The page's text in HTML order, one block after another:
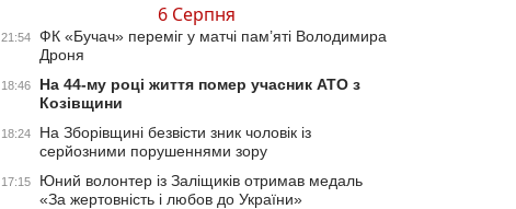
6 Серпня
21:54
ФК «Бучач» переміг у матчі пам’яті Володимира
Дроня
18:46
На 44-му році життя помер учасник АТО з
Козівщини
18:24
На Зборівщині безвісти зник чоловік із
серйозними порушеннями зору
17:15
Юний волонтер із Заліщиків отримав медаль
«За жертовність і любов до України»